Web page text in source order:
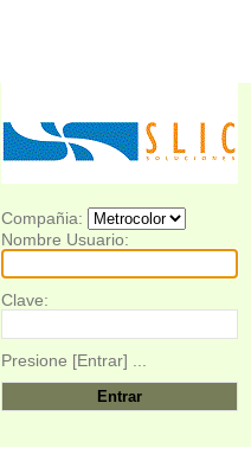
Compañia:
Nombre Usuario:
Clave:
Presione [Entrar] ...